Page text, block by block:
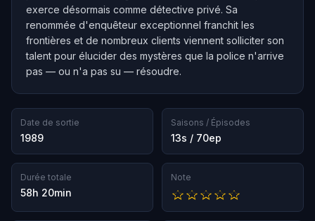
exerce désormais comme détective privé. Sa
renommée d'enquêteur exceptionnel franchit les
frontières et de nombreux clients viennent solliciter son
talent pour élucider des mystères que la police n'arrive
pas — ou n'a pas su — résoudre.
Date de sortie
1989
Saisons / Épisodes
13s / 70ep
Durée totale
58h 20min
Note